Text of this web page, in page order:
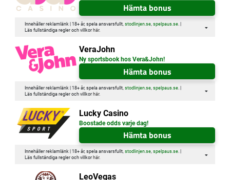
Hämta bonus
Innehåller reklamlänk | 18+ år, spela ansvarsfullt, stodlinjen.se, spelpaus.se. |
Läs fullständiga regler och villkor här.
VeraJohn
Ny sportsbook hos Vera&John!
Hämta bonus
Innehåller reklamlänk | 18+ år, spela ansvarsfullt, stodlinjen.se, spelpaus.se. |
Läs fullständiga regler och villkor här.
Lucky Casino
Boostade odds varje dag!
Hämta bonus
Innehåller reklamlänk | 18+ år, spela ansvarsfullt, stodlinjen.se, spelpaus.se. |
Läs fullständiga regler och villkor här.
LeoVegas